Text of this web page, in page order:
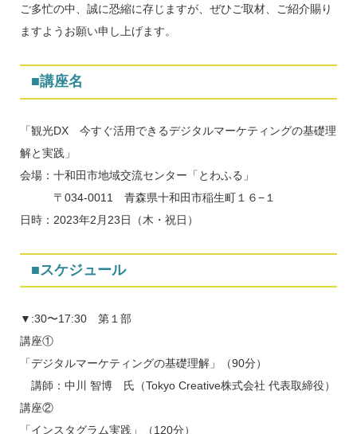
ご多忙の中、誠に恐縮に存じますが、ぜひご取材、ご紹介賜り
ますようお願い申し上げます。
■講座名
「観光DX 今すぐ活用できるデジタルマーケティングの基礎理
解と実践」
会場：十和田市地域交流センター「とわふる」
〒034-0011 青森県十和田市稲生町１６−１
日時：2023年2月23日（木・祝日）
■スケジュール
▼:30〜17:30 第１部
講座①
「デジタルマーケティングの基礎理解」（90分）
講師：中川 智博 氏（Tokyo Creative株式会社 代表取締役）
講座②
「インスタグラム実践」（120分）